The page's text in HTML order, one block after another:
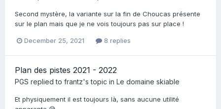
Second mystère, la variante sur la fin de Choucas présente
sur le plan mais que je ne vois toujours pas sur place !
December 25, 2021 8 replies
Plan des pistes 2021 - 2022
PGS replied to frantz's topic in Le domaine skiable
Et physiquement il est toujours là, sans aucune utilité